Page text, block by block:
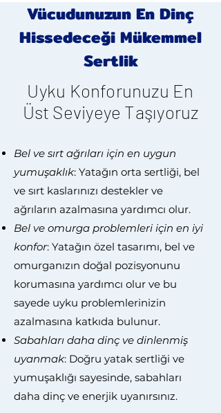
Vücudunuzun En Dinç
Hissedeceği Mükemmel
Sertlik
Uyku Konforunuzu En
Üst Seviyeye Taşıyoruz
Bel ve sırt ağrıları için en uygun
yumuşaklık: Yatağın orta sertliği, bel
ve sırt kaslarınızı destekler ve
ağrıların azalmasına yardımcı olur.
Bel ve omurga problemleri için en iyi
konfor: Yatağın özel tasarımı, bel ve
omurganızın doğal pozisyonunu
korumasına yardımcı olur ve bu
sayede uyku problemlerinizin
azalmasına katkıda bulunur.
Sabahları daha dinç ve dinlenmiş
uyanmak: Doğru yatak sertliği ve
yumuşaklığı sayesinde, sabahları
daha dinç ve enerjik uyanırsınız.